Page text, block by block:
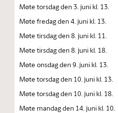
Møte torsdag den 3. juni kl. 13.
Møte fredag den 4. juni kl. 13.
Møte tirsdag den 8. juni kl. 11.
Møte tirsdag den 8. juni kl. 18.
Møte onsdag den 9. juni kl. 13.
Møte torsdag den 10. juni kl. 13.
Møte torsdag den 10. juni kl. 18.
Møte mandag den 14. juni kl. 10.